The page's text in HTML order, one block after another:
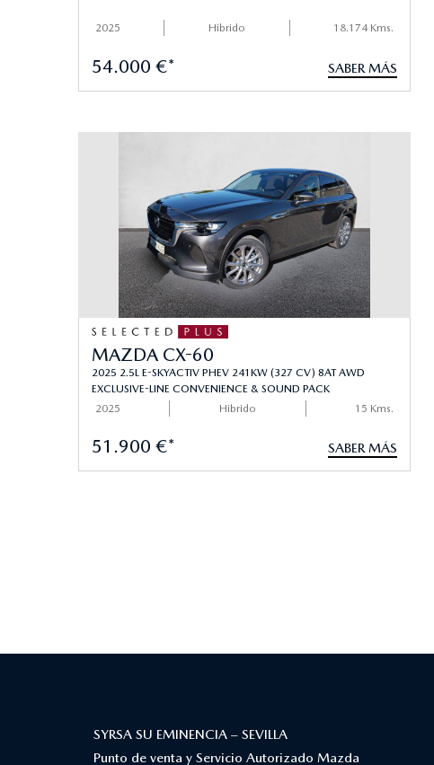
2025 Hibrido 18.174 Kms.
54.000 €* SABER MÁS
MAZDA CX-60
2025 2.5L E-SKYACTIV PHEV 241KW (327 CV) 8AT AWD
EXCLUSIVE-LINE CONVENIENCE & SOUND PACK
2025
Hibrido 15 Kms.
51.900 €* SABER MÁS
SYRSA SU EMINENCIA – SEVILLA
Punto de venta y Servicio Autorizado Mazda